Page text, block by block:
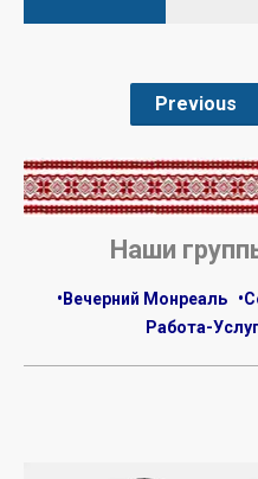
Previous
.
Наши
•Вечерний Монреаль
Работа-